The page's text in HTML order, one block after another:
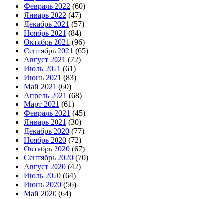
Февраль 2022 (60)
Январь 2022 (47)
Декабрь 2021 (57)
Ноябрь 2021 (84)
Октябрь 2021 (96)
Сентябрь 2021 (65)
Август 2021 (72)
Июль 2021 (61)
Июнь 2021 (83)
Май 2021 (60)
Апрель 2021 (68)
Март 2021 (61)
Февраль 2021 (45)
Январь 2021 (30)
Декабрь 2020 (77)
Ноябрь 2020 (72)
Октябрь 2020 (67)
Сентябрь 2020 (70)
Август 2020 (42)
Июль 2020 (64)
Июнь 2020 (56)
Май 2020 (64)